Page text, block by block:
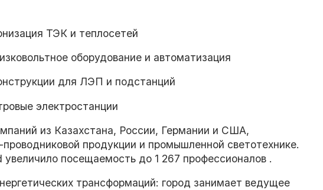
ТЭК и теплосетей
оборудование и автоматизация
для ЛЭП и подстанций
электростанции
из Казахстана, России, Германии и США,
продукции и промышленной светотехнике.
посещаемость до 1 267 профессионалов .
трансформаций: город занимает ведущее